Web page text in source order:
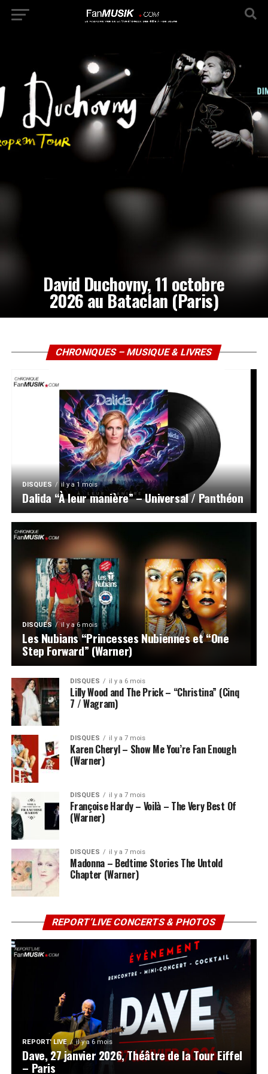
David Duchovny, 11 octobre
2026 au Bataclan (Paris)
CHRONIQUES – MUSIQUE & LIVRES
DISQUES il y a 1 mois
Dalida “À leur manière” – Universal / Panthéon
DISQUES il y a 6 mois
Les Nubians “Princesses Nubiennes et “One
Step Forward” (Warner)
DISQUES il y a 6 mois
Lilly Wood and The Prick – “Christina” (Cinq
7 / Wagram)
DISQUES il y a 7 mois
Karen Cheryl – Show Me You’re Fan Enough
(Warner)
DISQUES il y a 7 mois
Françoise Hardy – Voilà – The Very Best Of
(Warner)
DISQUES il y a 7 mois
Madonna – Bedtime Stories The Untold
Chapter (Warner)
REPORT’LIVE CONCERTS & PHOTOS
REPORT' LIVE il y a 6 mois
Dave, 27 janvier 2026, Théâtre de la Tour Eiffel
– Paris